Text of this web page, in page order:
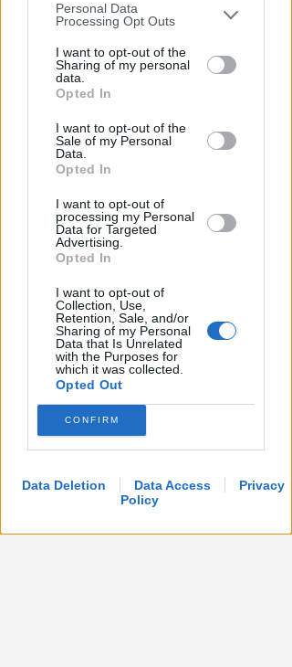
You may separately opt-out of the further
disclosure of your personal information
by third parties on the IAB’s list of
downstream participants.
by us to third parties on the IAB’s List of
Downstream Participants that may
further disclose it to other third parties.
Personal Data
Processing Opt Outs
I want to opt-out of the
Sharing of my personal
data.
Opted In
I want to opt-out of the
Sale of my Personal
Data.
Opted In
I want to opt-out of
processing my Personal
Data for Targeted
Advertising.
Opted In
I want to opt-out of
Collection, Use,
Retention, Sale, and/or
Sharing of my Personal
Data that Is Unrelated
with the Purposes for
which it was collected.
Opted Out
CONFIRM
Data Deletion Data Access
Privacy
Policy
TUTTE LE NOTIZIE UTILI
Visita del Papa: parcheggi,
viabilità, trasporto pubblico,
assistenza
Redazione
DALL'8 AL 15 AGOSTO
Ballo abusivo e feste a
pagamento senza licenza.
Chiude per 7 giorni il Mojito
Redazione